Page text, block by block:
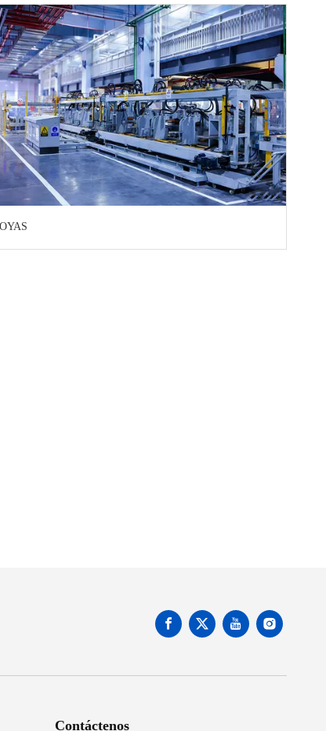
Contáctenos